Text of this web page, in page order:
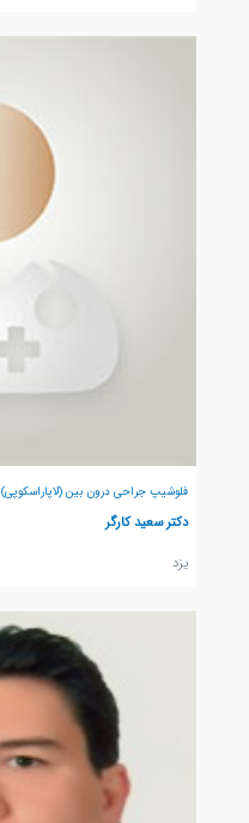
فلوشیپ جراحی درون بین (لاپاراسکوپی)
دکتر سعید کارگر
يزد